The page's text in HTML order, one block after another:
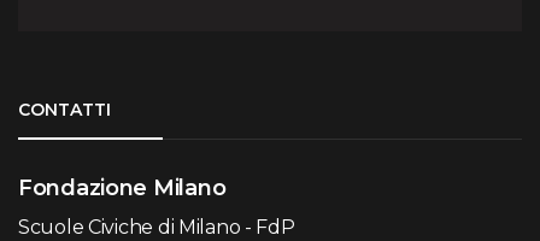
CONTATTI
Fondazione Milano
Scuole Civiche di Milano - FdP